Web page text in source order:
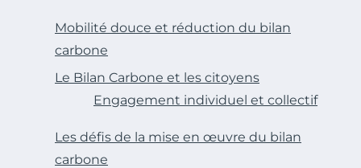
Mobilité douce et réduction du bilan
carbone
Le Bilan Carbone et les citoyens
Engagement individuel et collectif
Les défis de la mise en œuvre du bilan
carbone